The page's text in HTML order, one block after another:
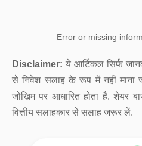
Error or missing
Disclaimer: ये आर्टिकल सिर्फ
से निवेश सलाह के रूप में नहीं माना
जोखिम पर आधारित होता है. शेयर
वित्तीय सलाहकार से सलाह जरूर लें.